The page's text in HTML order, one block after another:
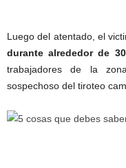
Luego del atentado, el
durante alrededor de
trabajadores de la
sospechoso del tiroteo